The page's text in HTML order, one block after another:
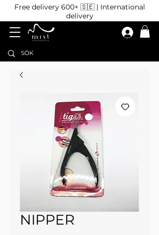
Free delivery 600+ 🇸🇪 | International
delivery
NIPPER